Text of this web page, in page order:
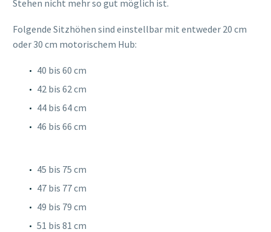
Stehen nicht mehr so gut möglich ist.
Folgende Sitzhöhen sind einstellbar mit entweder 20 cm
oder 30 cm motorischem Hub:
40 bis 60 cm
42 bis 62 cm
44 bis 64 cm
46 bis 66 cm
45 bis 75 cm
47 bis 77 cm
49 bis 79 cm
51 bis 81 cm